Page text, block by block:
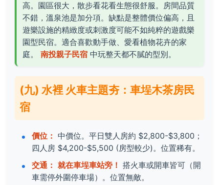
高。園區很大，散步看花看生態很舒服。房間品質
不錯，溫泉池是加分項。缺點是整體價位偏高，且
遊樂設施的精緻度或刺激度可能不如純粹的遊戲樂
園型民宿。適合喜歡動手做、愛看植物花卉的家
庭。 南投親子民宿 中玩整天都不膩的型別。
(九) 水裡 火車主題夯：車埕木茶房民
宿
價位： 中價位。平日雙人房約 $2,800-$3,800；
四人房 $4,200-$5,500 (房型較少)。位置稀有。
交通： 就在車埕車站旁！ 搭火車或開車皆可（開
車需停外圍停車場）。位置無敵。